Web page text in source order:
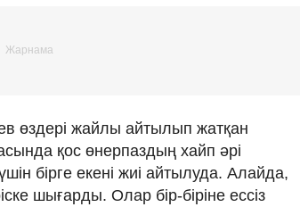
өздері жайлы айтылып жатқан
қос өнерпаздың хайп әрі
бірге екені жиі айтылуда. Алайда,
шығарды. Олар бір-біріне ессіз